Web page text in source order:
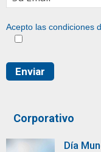
Acepto las condiciones
Corporativo
Día